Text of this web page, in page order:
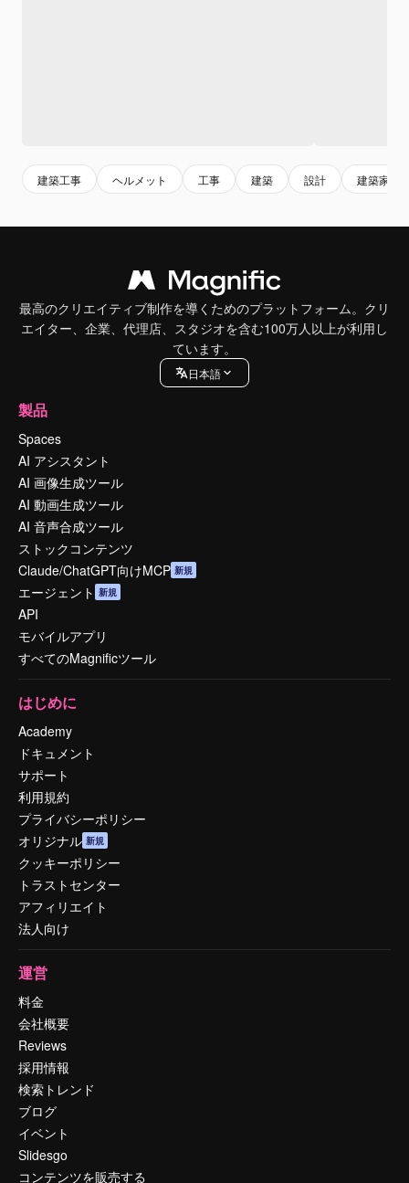
建築工事 ヘルメット 工事 建築 設計 建築家
最高のクリエイティブ制作を導くためのプラットフォーム。クリ
エイター、企業、代理店、スタジオを含む100万人以上が利用し
ています。
日本語
製品
Spaces
AI アシスタント
AI 画像生成ツール
AI 動画生成ツール
AI 音声合成ツール
ストックコンテンツ
Claude/ChatGPT向けMCP 新規
エージェント 新規
API
モバイルアプリ
すべてのMagnificツール
はじめに
Academy
ドキュメント
サポート
利用規約
プライバシーポリシー
オリジナル 新規
クッキーポリシー
トラストセンター
アフィリエイト
法人向け
運営
料金
会社概要
Reviews
採用情報
検索トレンド
ブログ
イベント
Slidesgo
コンテンツを販売する